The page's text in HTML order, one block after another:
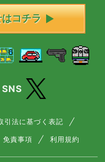
コチラ
引法に基づく表記
免責事項 利用規約